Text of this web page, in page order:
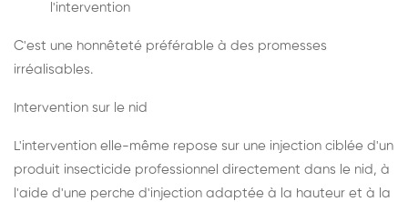
l'intervention
C'est une honnêteté préférable à des promesses
irréalisables.
Intervention sur le nid
L'intervention elle-même repose sur une injection ciblée d'un
produit insecticide professionnel directement dans le nid, à
l'aide d'une perche d'injection adaptée à la hauteur et à la